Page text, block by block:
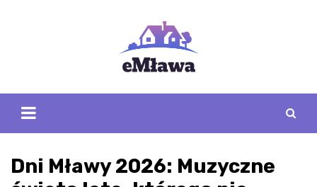
Dni Mławy 2026: Muzyczne